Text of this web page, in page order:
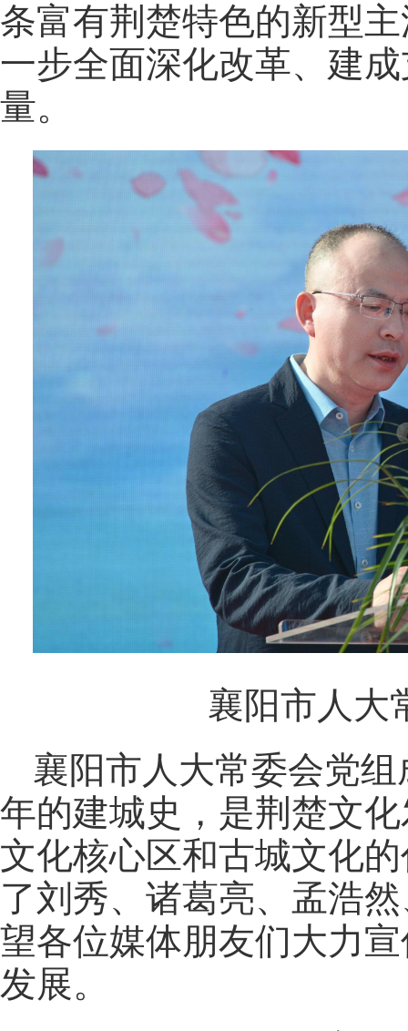
条富有荆楚特色的新型
一步全面深化改革、建
量。
襄阳市人大
襄阳市人大常委会党
年的建城史，是荆楚文
文化核心区和古城文化
了刘秀、诸葛亮、孟浩
望各位媒体朋友们大力
发展。